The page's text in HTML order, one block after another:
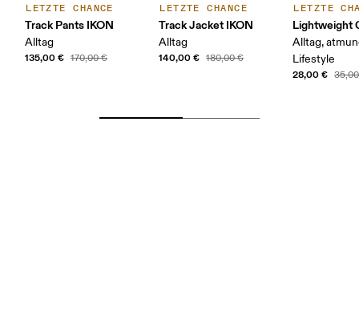
LETZTE CHANCE
Track Pants IKON
Alltag
135,00 € 170,00 €
LETZTE CHANCE
Track Jacket IKON
Alltag
140,00 € 180,00 €
LETZTE
Lightweight
Alltag,
Lifestyle
28,00 €